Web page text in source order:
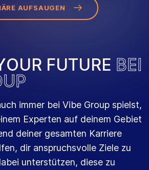
AUFSAUGEN
OUR FUTURE BEI
UP
immer bei Vibe Group spielst,
Experten auf deinem Gebiet
deiner gesamten Karriere
dir anspruchsvolle Ziele zu
unterstützen, diese zu